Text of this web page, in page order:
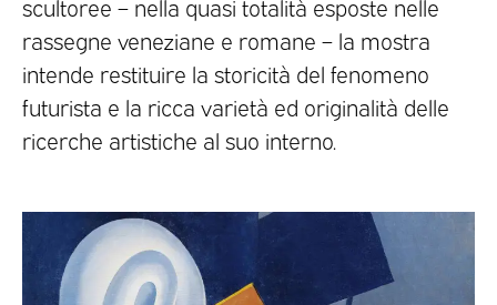
scultoree – nella quasi totalità esposte nelle
rassegne veneziane e romane – la mostra
intende restituire la storicità del fenomeno
futurista e la ricca varietà ed originalità delle
ricerche artistiche al suo interno.